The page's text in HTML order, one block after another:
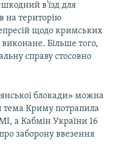
в'їзд для
на територію
щодо кримських
Більше того,
справу стосовно
блокади» можна
тема Криму потрапила
а Кабмін України 16
заборону ввезення